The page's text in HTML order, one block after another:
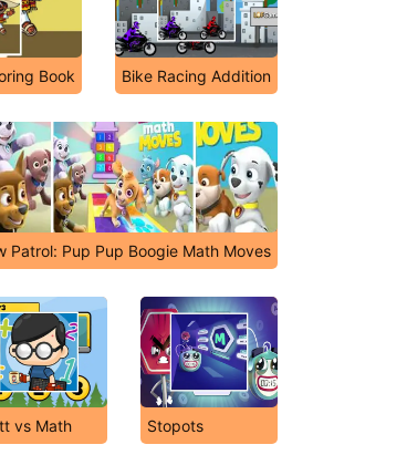
Book Bike Racing Addition
Patrol: Pup Pup Boogie Math Moves
vs Math Stopots